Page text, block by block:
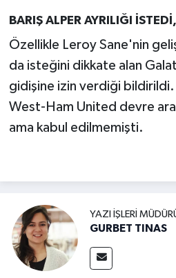
BARIŞ ALPER AYRILIĞI
Özellikle Leroy Sane'nin
da isteğini dikkate alan
gidişine izin verdiği
West-Ham United devre
ama kabul edilmemişti.
YAZI İŞLERI
GURBET TINAS